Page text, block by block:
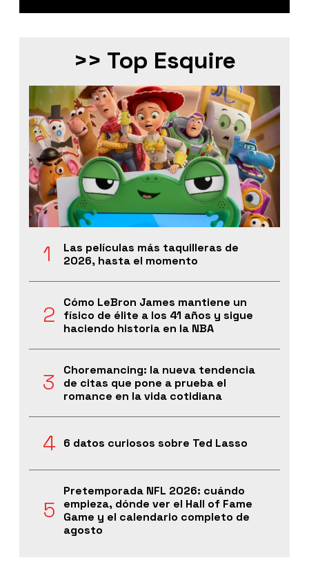
>> Top Esquire
Las películas más taquilleras de
2026, hasta el momento
Cómo LeBron James mantiene un
físico de élite a los 41 años y sigue
haciendo historia en la NBA
Choremancing: la nueva tendencia
de citas que pone a prueba el
romance en la vida cotidiana
6 datos curiosos sobre Ted Lasso
Pretemporada NFL 2026: cuándo
empieza, dónde ver el Hall of Fame
Game y el calendario completo de
agosto